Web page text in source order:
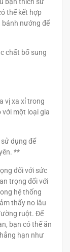
thể kết hợp
bánh nướng để
sung
vị xa xỉ trong
một loại gia
dụng để
**
đối với sức
trọng đối với
hệ thống
thấy no lâu
ruột. Để
bạn có thể ăn
hạn như